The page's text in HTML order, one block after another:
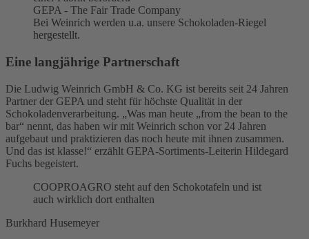
GEPA - The Fair Trade Company
Bei Weinrich werden u.a. unsere Schokoladen-Riegel
hergestellt.
Eine langjährige Partnerschaft
Die Ludwig Weinrich GmbH & Co. KG ist bereits seit 24 Jahren
Partner der GEPA und steht für höchste Qualität in der
Schokoladenverarbeitung. „Was man heute „from the bean to the
bar“ nennt, das haben wir mit Weinrich schon vor 24 Jahren
aufgebaut und praktizieren das noch heute mit ihnen zusammen.
Und das ist klasse!“ erzählt GEPA-Sortiments-Leiterin Hildegard
Fuchs begeistert.
COOPROAGRO steht auf den Schokotafeln und ist
auch wirklich dort enthalten
Burkhard Husemeyer